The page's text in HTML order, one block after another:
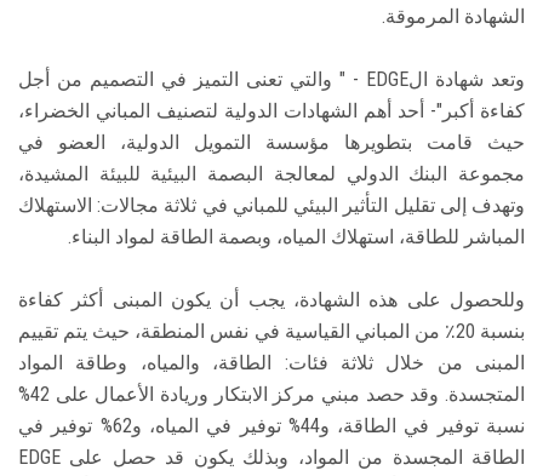
الشهادة المرموقة.
وتعد شهادة الEDGE - " والتي تعنى التميز في التصميم من أجل
كفاءة أكبر"- أحد أهم الشهادات الدولية لتصنيف المباني الخضراء،
حيث قامت بتطويرها مؤسسة التمويل الدولية، العضو في
مجموعة البنك الدولي لمعالجة البصمة البيئية للبيئة المشيدة،
وتهدف إلى تقليل التأثير البيئي للمباني في ثلاثة مجالات: الاستهلاك
المباشر للطاقة، استهلاك المياه، وبصمة الطاقة لمواد البناء.
وللحصول على هذه الشهادة، يجب أن يكون المبنى أكثر كفاءة
بنسبة 20٪ من المباني القياسية في نفس المنطقة، حيث يتم تقييم
المبنى من خلال ثلاثة فئات: الطاقة، والمياه، وطاقة المواد
المتجسدة. وقد حصد مبني مركز الابتكار وريادة الأعمال على 42%
نسبة توفير في الطاقة، و44% توفير في المياه، و62% توفير في
الطاقة المجسدة من المواد، وبذلك يكون قد حصل على EDGE